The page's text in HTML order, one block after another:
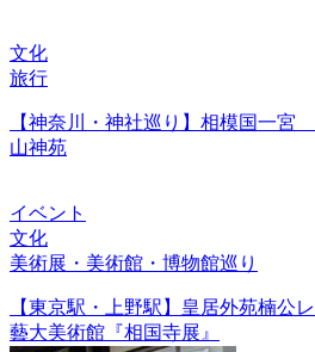
文化
旅行
【神奈川・神社巡り】相模国一
山神苑
イベント
文化
美術展・美術館・博物館巡り
【東京駅・上野駅】皇居外苑楠公
藝大美術館『相国寺展』